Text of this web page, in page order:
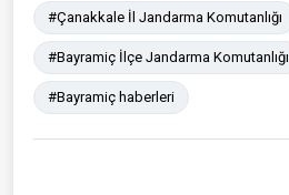
#Çanakkale İl Jandarma Komutanlığı
#Bayramiç İlçe Jandarma Komutanlığı
#Bayramiç haberleri